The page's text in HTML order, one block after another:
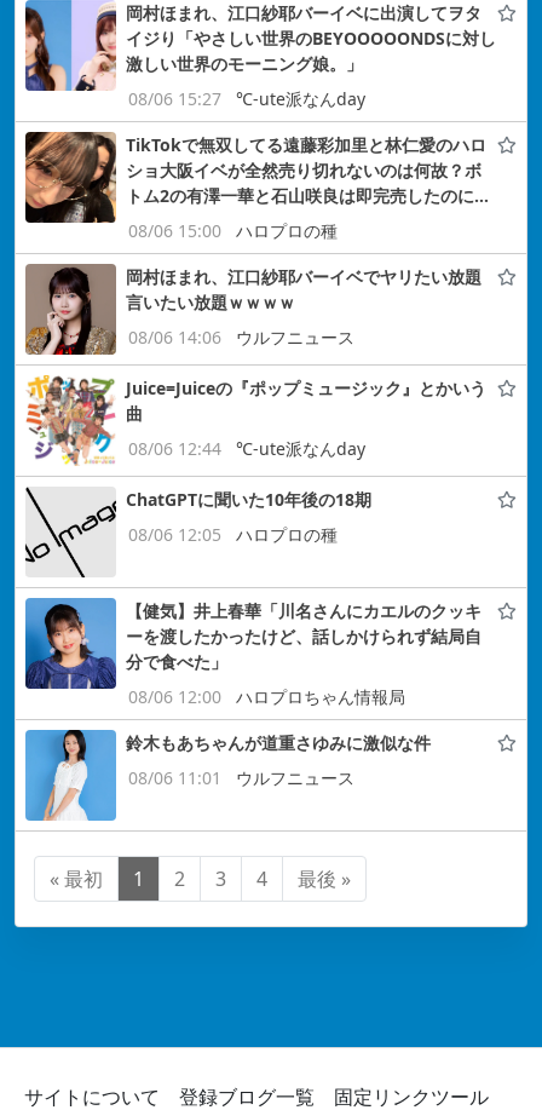
岡村ほまれ、江口紗耶バーイベに出演してヲタ
イジり「やさしい世界のBEYOOOOONDSに対し
激しい世界のモーニング娘。」
08/06 15:27
℃-ute派なんday
TikTokで無双してる遠藤彩加里と林仁愛のハロ
ショ大阪イベが全然売り切れないのは何故？ボ
トム2の有澤一華と石山咲良は即完売したのに…
08/06 15:00
ハロプロの種
岡村ほまれ、江口紗耶バーイベでヤリたい放題
言いたい放題ｗｗｗｗ
08/06 14:06
ウルフニュース
Juice=Juiceの『ポップミュージック』とかいう
曲
08/06 12:44
℃-ute派なんday
ChatGPTに聞いた10年後の18期
08/06 12:05
ハロプロの種
【健気】井上春華「川名さんにカエルのクッキ
ーを渡したかったけど、話しかけられず結局自
分で食べた」
08/06 12:00
ハロプロちゃん情報局
鈴木もあちゃんが道重さゆみに激似な件
08/06 11:01
ウルフニュース
« 最初 1 2 3 4 最後 »
サイトについて 登録ブログ一覧 固定リンクツール